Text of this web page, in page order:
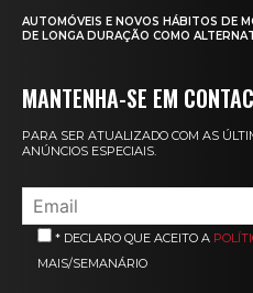
AUTOMÓVEIS E NOVOS HÁBITOS DE
DE LONGA DURAÇÃO COMO
MANTENHA-SE EM
PARA SER ATUALIZADO COM AS
ANÚNCIOS ESPECIAIS.
* DECLARO QUE ACEITO A
MAIS/SEMANÁRIO